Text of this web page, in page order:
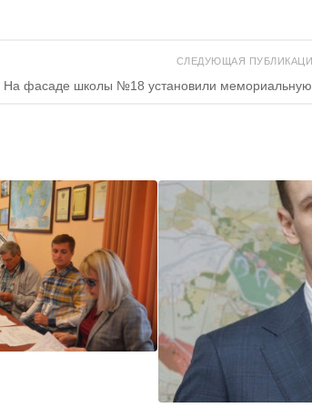
СЛЕДУЮЩАЯ
На фасаде школы №18 установили